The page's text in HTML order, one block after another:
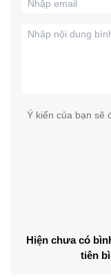
Ý kiến của bạn sẽ
Hiện chưa có
tiên